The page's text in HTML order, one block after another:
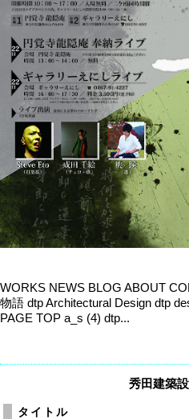
WORKS NEWS BLOG ABOUT
物語 dtp Architectural Design dtp
PAGE TOP a_s (4) dtp...
秀田建築
タイトル